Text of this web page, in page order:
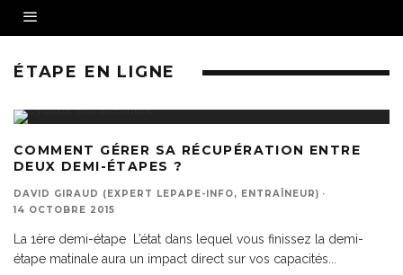
ÉTAPE EN LIGNE
COMMENT GÉRER SA RÉCUPÉRATION ENTRE
DEUX DEMI-ÉTAPES ?
DAVID GIRAUD (EXPERT LEPAPE-INFO, ENTRAÎNEUR) ·
14 OCTOBRE 2015
La 1ère demi-étape L’état dans lequel vous finissez la demi-
étape matinale aura un impact direct sur vos capacités